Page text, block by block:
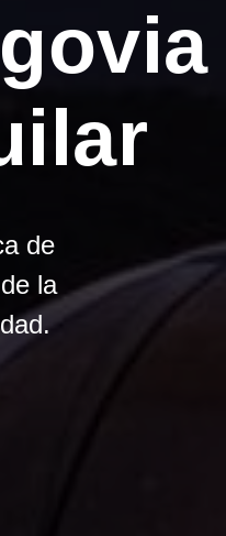
de
la